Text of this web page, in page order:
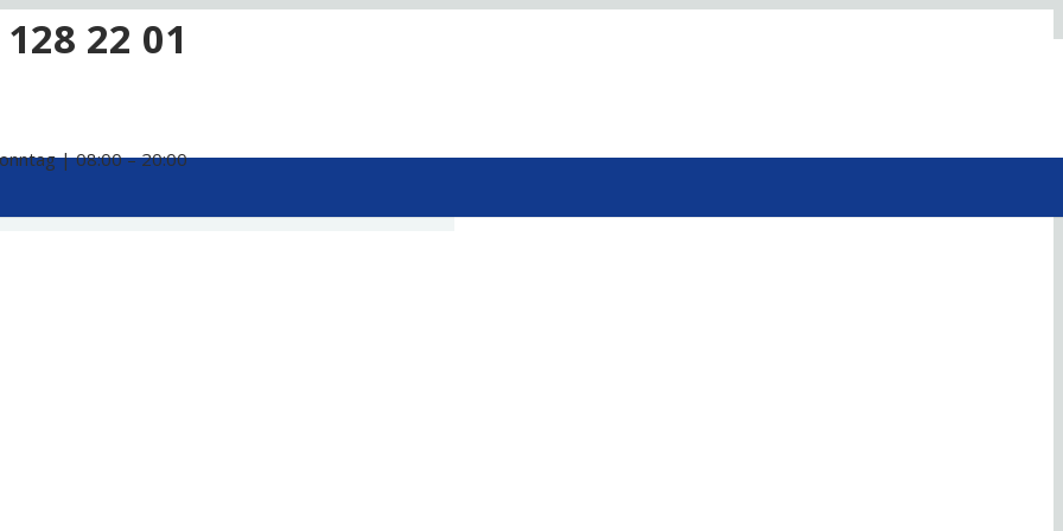
22 01
| 08:00 – 20:00